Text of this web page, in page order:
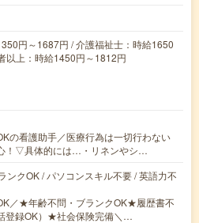
円～1687円 / 介護福祉士：時給1650
以上：時給1450円～1812円
の看護助手／医療行為は一切行わない
！▽具体的には…・リネンやシ…
ンクOK / パソコンスキル不要 / 英語力不
／★年齢不問・ブランクOK★履歴書不
登録OK）★社会保険完備＼…